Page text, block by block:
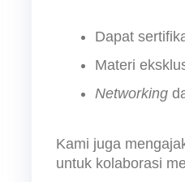
Dapat
Materi
Networking
Kami juga
untuk kolaborasi